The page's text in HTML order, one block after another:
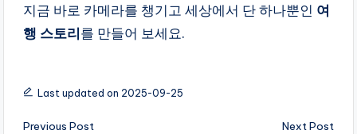
지금 바로 카메라를 챙기고 세상에서 단 하나뿐인 여
행 스토리를 만들어 보세요.
Last updated on 2025-09-25
Post
Previous Post
Next Post